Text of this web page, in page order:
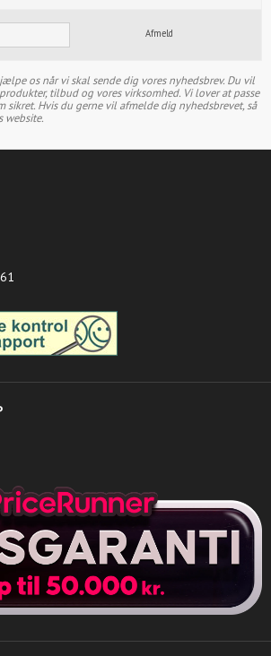
Afmeld
os når vi skal sende dig vores nyhedsbrev. Du vil
tilbud og vores virksomhed. Vi lover at passe
sikret. Hvis du gerne vil afmelde dig nyhedsbrevet, så
website.